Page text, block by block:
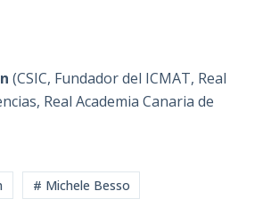
(CSIC, Fundador del ICMAT, Real
Real Academia Canaria de
# Michele Besso